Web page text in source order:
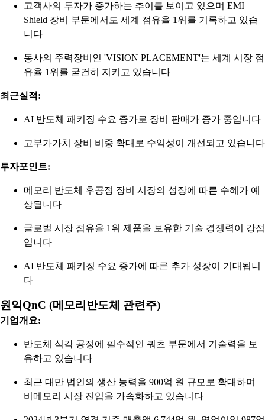
고객사의 투자가 증가하는 추이를 보이고 있으며 EMI
Shield 장비 부문에서도 세계 점유율 1위를 기록하고 있습
니다
동사의 주력장비인 'VISION PLACEMENT'는 세계 시장 점
유율 1위를 굳건히 지키고 있습니다
최근실적:
AI 반도체 패키징 수요 증가로 장비 판매가 증가 중입니다
고부가가치 장비 비중 확대로 수익성이 개선되고 있습니다
투자포인트:
메모리 반도체 후공정 장비 시장의 성장에 따른 수혜가 예
상됩니다
글로벌 시장 점유율 1위 제품을 보유한 기술 경쟁력이 강점
입니다
AI 반도체 패키징 수요 증가에 따른 추가 성장이 기대됩니
다
원익QnC (메모리반도체 관련주)
기업개요:
반도체 식각 공정에 필수적인 쿼츠 부문에서 기술력을 보
유하고 있습니다
최근 대만 법인의 생산 능력을 900억 원 규모로 확대하며
비메모리 시장 진입을 가속화하고 있습니다